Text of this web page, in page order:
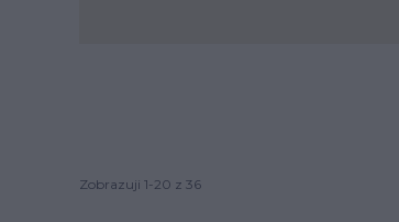
Zobrazuji 1-20 z 36